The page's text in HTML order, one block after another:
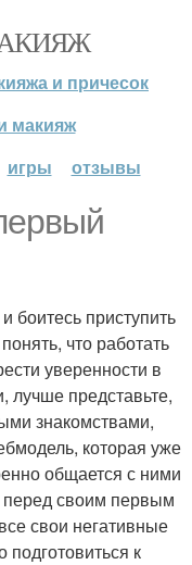
и причесок
макияж
игры отзывы
боитесь приступить
что работать
уверенности в
лучше представьте,
знакомствами,
которая уже
общается с ними
своим первым
свои негативные
к